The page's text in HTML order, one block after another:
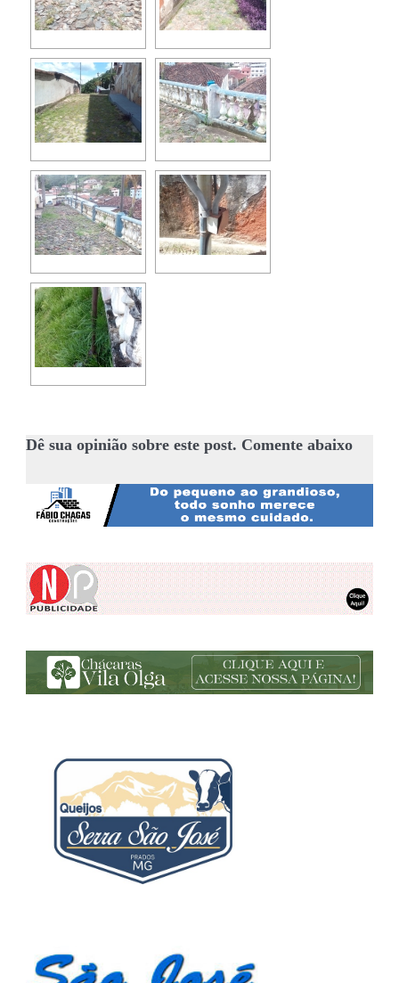
Dê sua opinião sobre este post. Comente abaixo